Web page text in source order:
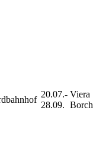
20.07.-
28.09.
Viera